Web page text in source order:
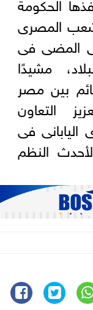
المصرى
المضى فى
مشيدًا
بين مصر
التعاون
اليابانى فى
النظم